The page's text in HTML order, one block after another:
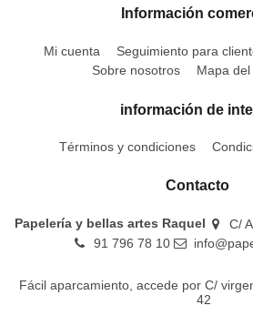
Información
Mi cuenta
Seguimiento para
Sobre nosotros
Mapa
información de
Términos y condiciones
Contacto
Papelería y bellas artes Raquel
C/
91 796 78 10
Fácil aparcamiento, accede por C/
42